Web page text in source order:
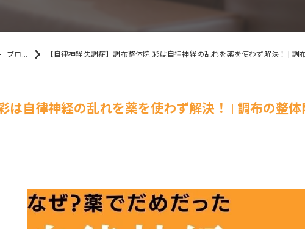
ブログ 【自律神経失調症】調布整体院 彩は自律神経の乱れを薬を使わず解決！ | 調布の
は自律神経の乱れを薬を使わず解決！ | 調布の整